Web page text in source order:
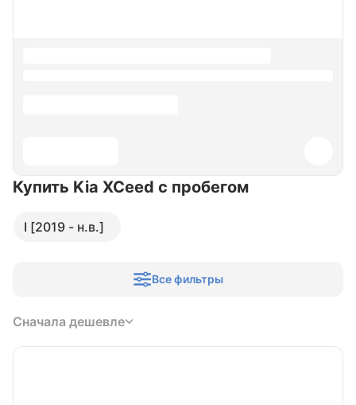
Купить Kia XCeed с пробегом
I [2019 - н.в.]
Все фильтры
Сначала дешевле